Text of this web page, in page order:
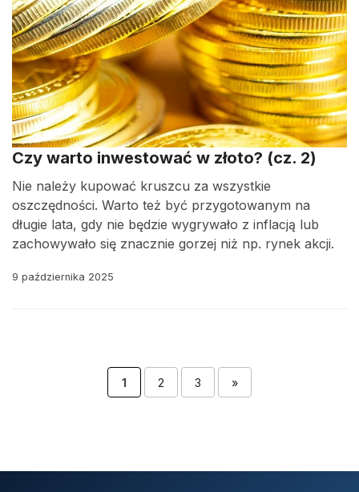
Czy warto inwestować w złoto? (cz. 2)
Nie należy kupować kruszcu za wszystkie
oszczędności. Warto też być przygotowanym na
długie lata, gdy nie będzie wygrywało z inflacją lub
zachowywało się znacznie gorzej niż np. rynek akcji.
9 października 2025
1 2 3 »